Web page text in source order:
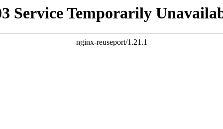
Service Temporarily
nginx-reuseport/1.21.1